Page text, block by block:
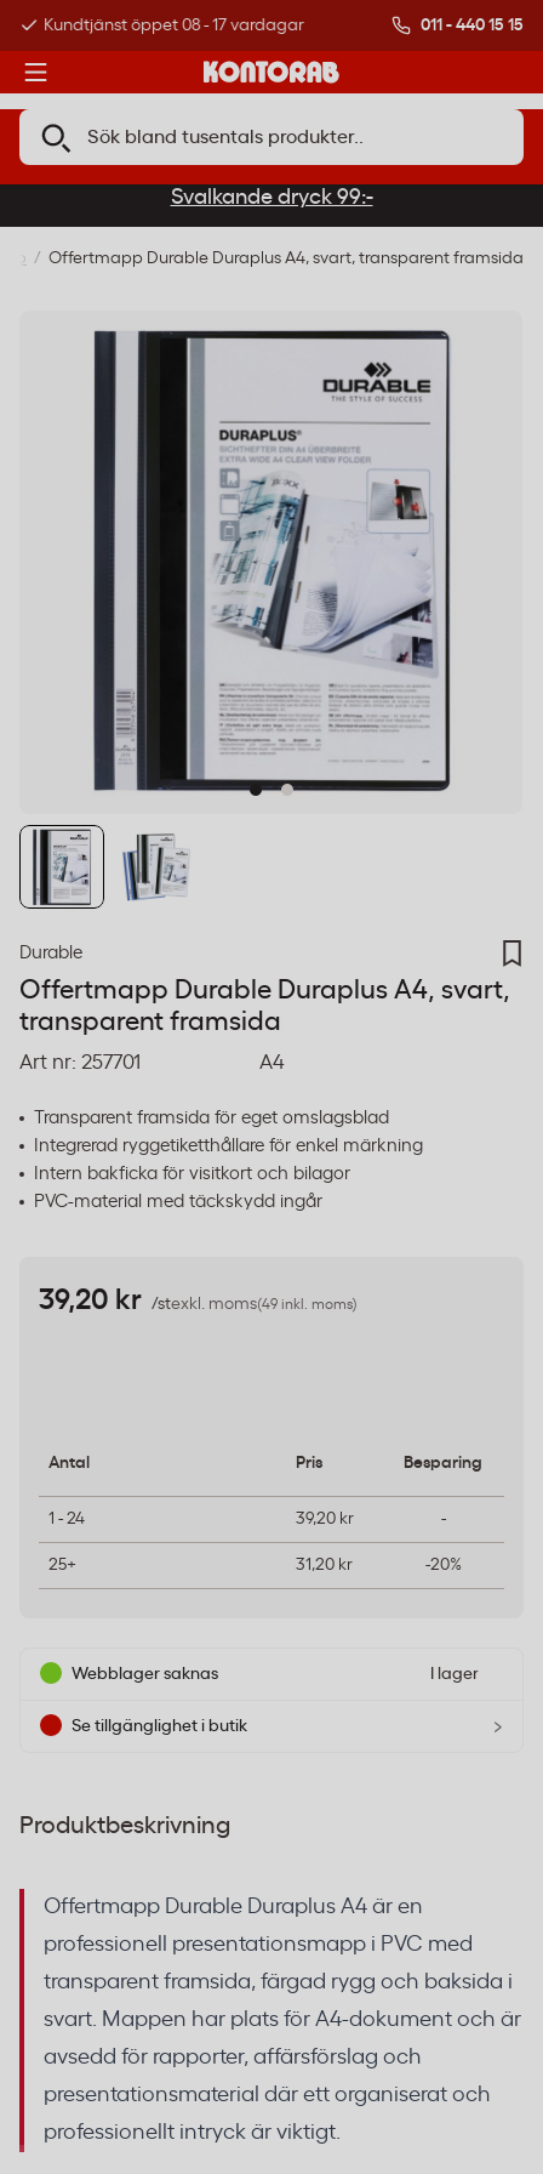
Kundtjänst öppet 08 - 17 vardagar Över 500 000
011 - 440 15 15
Svalkande dryck 99:-
Offertmapp Durable Duraplus A4, svart, transparent framsida
Durable
Offertmapp Durable Duraplus A4, svart,
transparent framsida
Art nr: 257701 A4
Transparent framsida för eget omslagsblad
Integrerad ryggetiketthållare för enkel märkning
Intern bakficka för visitkort och bilagor
PVC-material med täckskydd ingår
39,20 kr /stexkl. moms(49 inkl. moms)
Antal Pris Besparing
1 - 24 39,20 kr -
25+ 31,20 kr -20%
Webblager saknas I lager
Se tillgänglighet i butik ›
Produktbeskrivning
Offertmapp Durable Duraplus A4 är en
professionell presentationsmapp i PVC med
transparent framsida, färgad rygg och baksida i
svart. Mappen har plats för A4-dokument och är
avsedd för rapporter, affärsförslag och
presentationsmaterial där ett organiserat och
professionellt intryck är viktigt.